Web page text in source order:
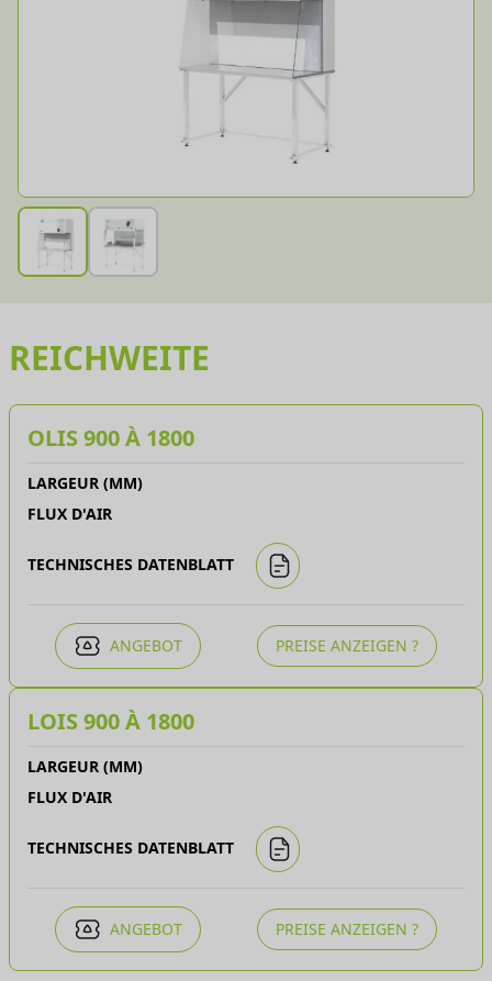
REICHWEITE
OLIS 900 À 1800
LARGEUR (MM)
FLUX D'AIR
TECHNISCHES DATENBLATT
ANGEBOT PREISE ANZEIGEN ?
LOIS 900 À 1800
LARGEUR (MM)
FLUX D'AIR
TECHNISCHES DATENBLATT
ANGEBOT PREISE ANZEIGEN ?